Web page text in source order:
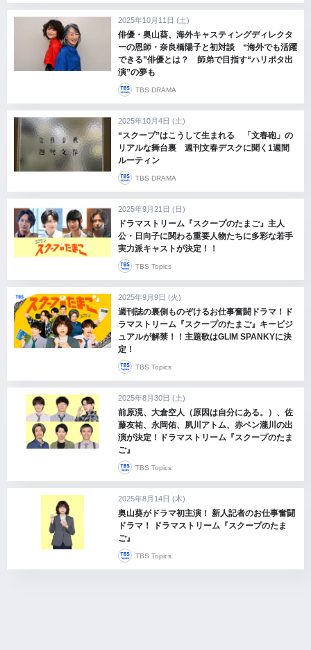
2025年10月11日 (土)
俳優・奥山葵、海外キャスティングディレクタ
ーの恩師・奈良橋陽子と初対談 “海外でも活躍
できる”俳優とは？ 師弟で目指す“ハリポタ出
演”の夢も
TBS DRAMA
2025年10月4日 (土)
“スクープ”はこうして生まれる 「文春砲」の
リアルな舞台裏 週刊文春デスクに聞く1週間
ルーティン
TBS DRAMA
2025年9月21日 (日)
ドラマストリーム『スクープのたまご』主人
公・日向子に関わる重要人物たちに多彩な若手
実力派キャストが決定！！
TBS Topics
2025年9月9日 (火)
週刊誌の裏側ものぞけるお仕事奮闘ドラマ！ド
ラマストリーム『スクープのたまご』キービジ
ュアルが解禁！！主題歌はGLIM SPANKYに決
定！
TBS Topics
2025年8月30日 (土)
前原滉、大倉空人（原因は自分にある。）、佐
藤友祐、永岡佑、夙川アトム、赤ペン瀧川の出
演が決定！ドラマストリーム『スクープのたま
ご』
TBS Topics
2025年8月14日 (木)
奥山葵がドラマ初主演！ 新人記者のお仕事奮闘
ドラマ！ ドラマストリーム『スクープのたま
ご』
TBS Topics